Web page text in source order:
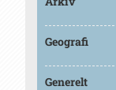
Geografi
Generelt